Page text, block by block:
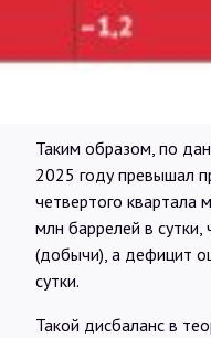
Таким образом, по
2025 году превышал
четвертого
млн баррелей в
(добычи), а дефицит
сутки.
Такой дисбаланс в